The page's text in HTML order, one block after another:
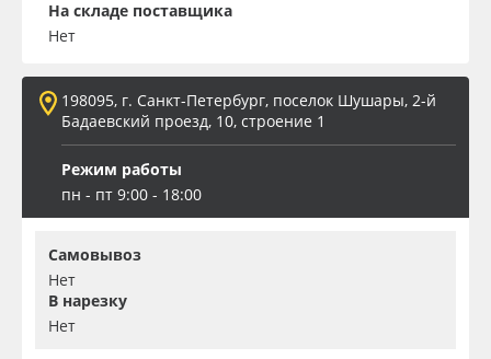
На складе поставщика
Нет
198095, г. Санкт-Петербург, поселок Шушары, 2-й
Бадаевский проезд, 10, строение 1
Режим работы
пн - пт 9:00 - 18:00
Самовывоз
Нет
В нарезку
Нет